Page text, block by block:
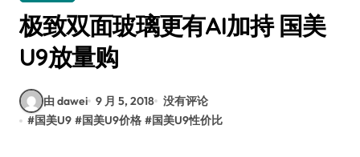
极致双面玻璃更有AI加持 国美
U9放量购
由 dawei 9 月 5, 2018 没有评论
#国美U9 #国美U9价格 #国美U9性价比